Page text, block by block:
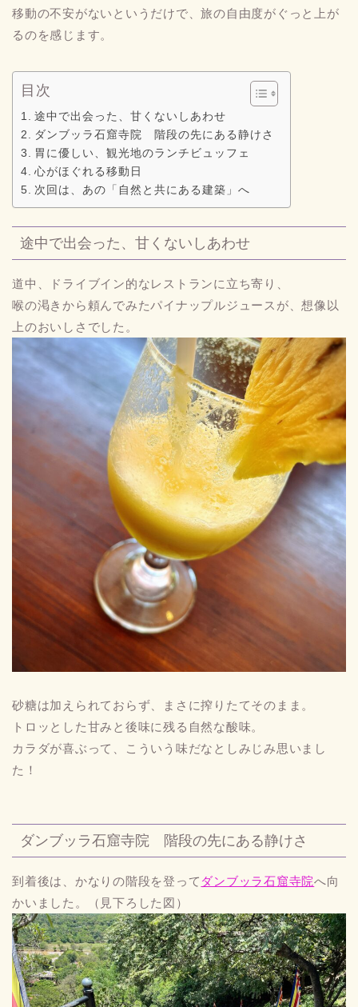
移動の不安がないというだけで、旅の自由度がぐっと上が
るのを感じます。
目次
途中で出会った、甘くないしあわせ
ダンブッラ石窟寺院 階段の先にある静けさ
胃に優しい、観光地のランチビュッフェ
心がほぐれる移動日
次回は、あの「自然と共にある建築」へ
途中で出会った、甘くないしあわせ
道中、ドライブイン的なレストランに立ち寄り、
喉の渇きから頼んでみたパイナップルジュースが、想像以
上のおいしさでした。
砂糖は加えられておらず、まさに搾りたてそのまま。
トロッとした甘みと後味に残る自然な酸味。
カラダが喜ぶって、こういう味だなとしみじみ思いまし
た！
ダンブッラ石窟寺院 階段の先にある静けさ
到着後は、かなりの階段を登って ダンブッラ石窟寺院へ向
かいました。（見下ろした図）